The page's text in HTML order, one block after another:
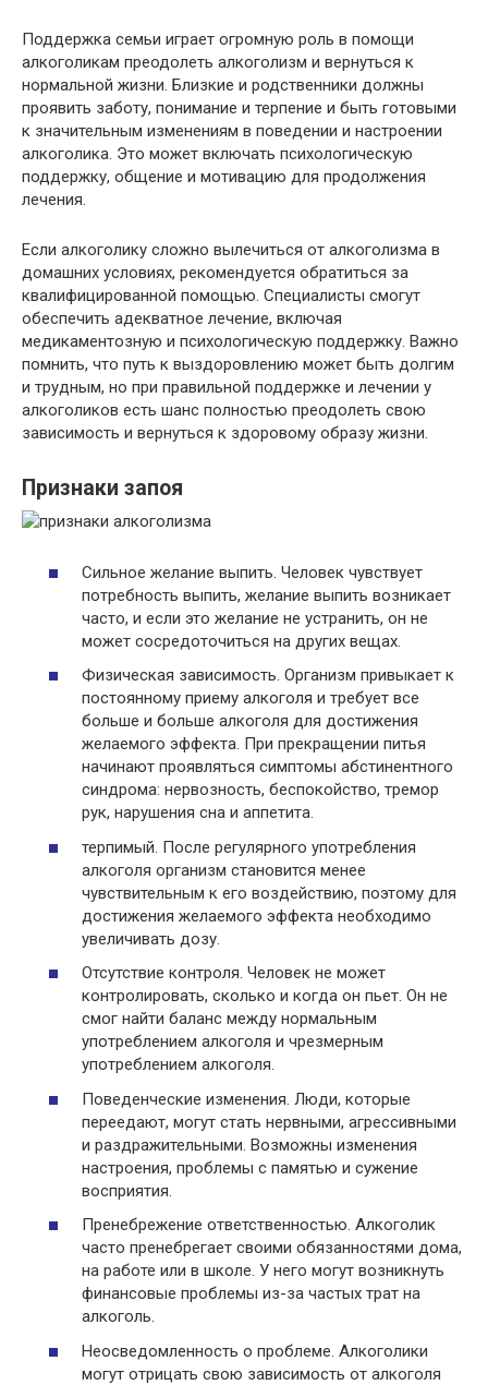
Поддержка семьи играет огромную роль в помощи
алкоголикам преодолеть алкоголизм и вернуться к
нормальной жизни. Близкие и родственники должны
проявить заботу, понимание и терпение и быть готовыми
к значительным изменениям в поведении и настроении
алкоголика. Это может включать психологическую
поддержку, общение и мотивацию для продолжения
лечения.
Если алкоголику сложно вылечиться от алкоголизма в
домашних условиях, рекомендуется обратиться за
квалифицированной помощью. Специалисты смогут
обеспечить адекватное лечение, включая
медикаментозную и психологическую поддержку. Важно
помнить, что путь к выздоровлению может быть долгим
и трудным, но при правильной поддержке и лечении у
алкоголиков есть шанс полностью преодолеть свою
зависимость и вернуться к здоровому образу жизни.
Признаки запоя
Сильное желание выпить. Человек чувствует
потребность выпить, желание выпить возникает
часто, и если это желание не устранить, он не
может сосредоточиться на других вещах.
Физическая зависимость. Организм привыкает к
постоянному приему алкоголя и требует все
больше и больше алкоголя для достижения
желаемого эффекта. При прекращении питья
начинают проявляться симптомы абстинентного
синдрома: нервозность, беспокойство, тремор
рук, нарушения сна и аппетита.
терпимый. После регулярного употребления
алкоголя организм становится менее
чувствительным к его воздействию, поэтому для
достижения желаемого эффекта необходимо
увеличивать дозу.
Отсутствие контроля. Человек не может
контролировать, сколько и когда он пьет. Он не
смог найти баланс между нормальным
употреблением алкоголя и чрезмерным
употреблением алкоголя.
Поведенческие изменения. Люди, которые
переедают, могут стать нервными, агрессивными
и раздражительными. Возможны изменения
настроения, проблемы с памятью и сужение
восприятия.
Пренебрежение ответственностью. Алкоголик
часто пренебрегает своими обязанностями дома,
на работе или в школе. У него могут возникнуть
финансовые проблемы из-за частых трат на
алкоголь.
Неосведомленность о проблеме. Алкоголики
могут отрицать свою зависимость от алкоголя